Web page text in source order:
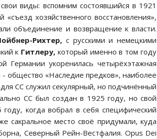
виды: вспомним состоявшийся в 1921
хозяйственного восстановления»,
объединение и возвращение к власти.
Рихтер, с русскими и немецкими
к Гитлеру, который именно в том году
Германии укоренилась четырёхэтажная
общество «Наследие предков», наиболее
СС служил секулярный, но подчинённый
СС был создан в 1925 году, но свой
когда вобрал в себя специфический
сакральное место своё придумали, куда
Северный Рейн-Вестфалия. Opus Dei